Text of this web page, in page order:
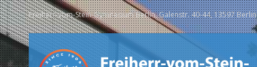
Freiherr-vom-Stein-Gymnasium Berlin, Galenstr. 40-44, 13597 Berlin